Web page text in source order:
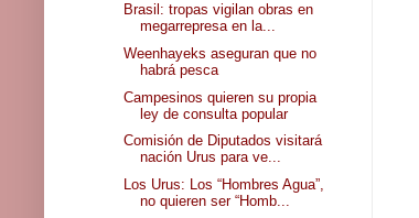
Brasil: tropas vigilan obras en
megarrepresa en la...
Weenhayeks aseguran que no
habrá pesca
Campesinos quieren su propia
ley de consulta popular
Comisión de Diputados visitará
nación Urus para ve...
Los Urus: Los “Hombres Agua”,
no quieren ser “Homb...